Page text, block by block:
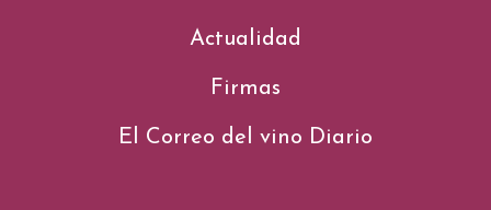
Actualidad
Firmas
El Correo del vino Diario